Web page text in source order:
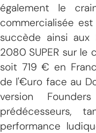
également le
commercialisée
succède ainsi aux
2080 SUPER sur le
soit 719 € en
de l'€uro face au
version
prédécesseurs,
performance